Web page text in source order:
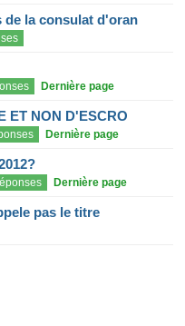
de la consulat d'oran
Dernière page
ET NON D'ESCRO
Dernière page
Dernière page
pas le titre